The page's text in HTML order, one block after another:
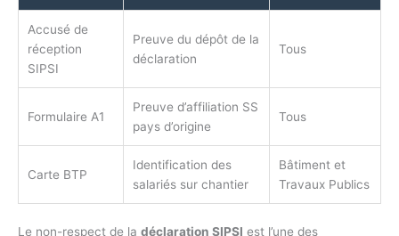
Accusé de
réception
SIPSI
Preuve du dépôt de la
déclaration
Tous
Formulaire A1
Preuve d’affiliation SS
pays d’origine
Tous
Carte BTP
Identification des
salariés sur chantier
Bâtiment et
Travaux Publics
Le non-respect de la déclaration SIPSI est l’une des